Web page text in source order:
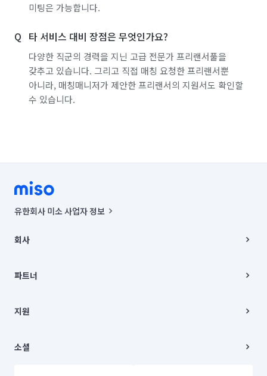
미팅은 가능합니다.
타 서비스 대비 장점은 무엇인가요?
다양한 직군의 경력을 지닌 고급 전문가 프리랜서풀을
갖추고 있습니다. 그리고 직접 매칭 요청한 프리랜서뿐
아니라, 매칭매니저가 제안한 프리랜서의 지원서도 확인할
수 있습니다.
유한회사 미소 사업자 정보
00019 |
주소 | 본사: 서울특별시 종로구 율곡로 6(중학동, 트윈트리빌딩) B동 5층
컨택센터 : 서울특별시 종로구 수송동 율곡로 24, 7층, 8층 미소
상품, 상품정보, 거래에 관한 의무와 책임은 거래당사자에게 있습니다.
언론 보도 관련 문의:
© 유한회사 미소. Miso, Inc. All Rights Reserved.
회사
채용
파트너
이사
지원
이용약관
소셜